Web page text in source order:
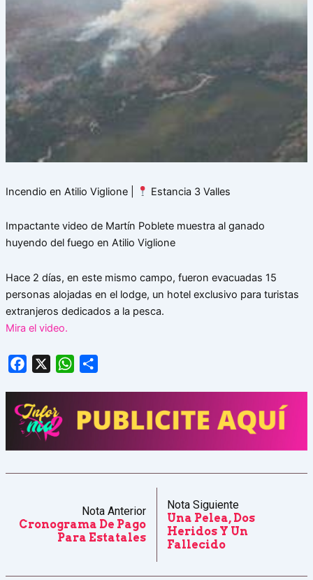
Incendio en Atilio Viglione | Estancia 3 Valles
Impactante video de Martín Poblete muestra al ganado
huyendo del fuego en Atilio Viglione
Hace 2 días, en este mismo campo, fueron evacuadas 15
personas alojadas en el lodge, un hotel exclusivo para turistas
extranjeros dedicados a la pesca.
Mira el video.
Facebook WhatsApp
Nota Anterior
Cronograma De Pago
Para Estatales
Nota Siguiente
Una Pelea, Dos
Heridos Y Un
Fallecido